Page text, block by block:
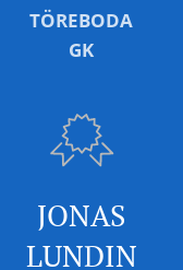
TÖREBODA
GK
JONAS
LUNDIN